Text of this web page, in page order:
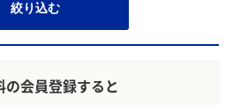
絞り込む
の会員登録すると